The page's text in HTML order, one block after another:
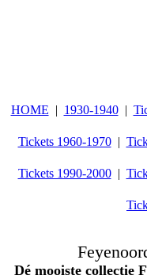
HOME 1930-1940
Tickets 1960-1970
Tickets 1990-2000
Dé mooiste collectie